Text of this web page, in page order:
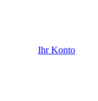
Ihr Konto